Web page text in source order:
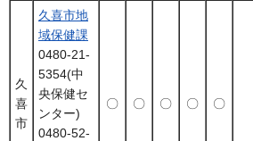
久
喜
市
久喜市地
域保健課
0480-21-
5354(中
央保健セ
ンター)
0480-52-
〇 〇 〇 〇 〇